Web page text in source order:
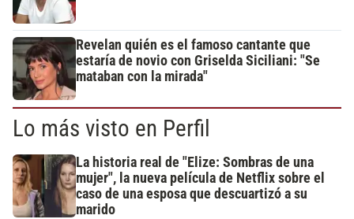
Revelan quién es el famoso cantante que
estaría de novio con Griselda Siciliani: "Se
mataban con la mirada"
Lo más visto en Perfil
La historia real de "Elize: Sombras de una
mujer", la nueva película de Netflix sobre el
caso de una esposa que descuartizó a su
marido